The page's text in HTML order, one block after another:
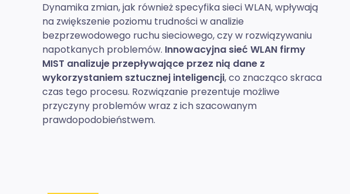
Dynamika zmian, jak również specyfika sieci WLAN, wpływają
na zwiększenie poziomu trudności w analizie
bezprzewodowego ruchu sieciowego, czy w rozwiązywaniu
napotkanych problemów. Innowacyjna sieć WLAN firmy
MIST analizuje przepływające przez nią dane z
wykorzystaniem sztucznej inteligencji, co znacząco skraca
czas tego procesu. Rozwiązanie prezentuje możliwe
przyczyny problemów wraz z ich szacowanym
prawdopodobieństwem.